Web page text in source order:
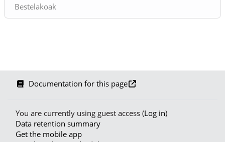
Bestelakoak
Documentation for this page
You are currently using guest access (Log in)
Data retention summary
Get the mobile app